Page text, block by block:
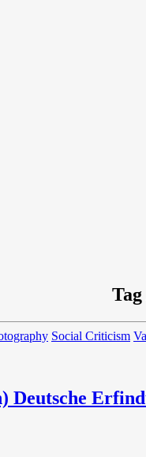
Social Criticism
Deutsche